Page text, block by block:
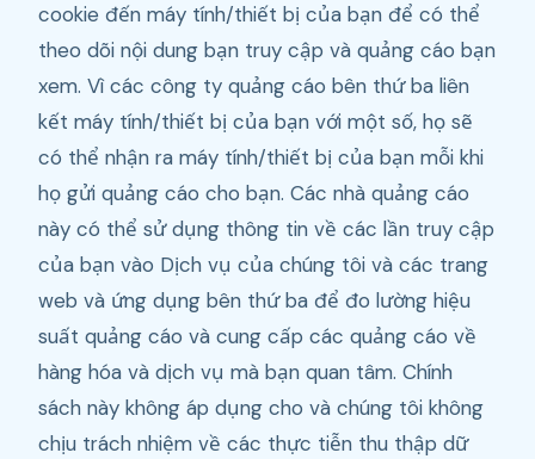
cookie đến máy tính/thiết bị của bạn để có thể
theo dõi nội dung bạn truy cập và quảng cáo bạn
xem. Vì các công ty quảng cáo bên thứ ba liên
kết máy tính/thiết bị của bạn với một số, họ sẽ
có thể nhận ra máy tính/thiết bị của bạn mỗi khi
họ gửi quảng cáo cho bạn. Các nhà quảng cáo
này có thể sử dụng thông tin về các lần truy cập
của bạn vào Dịch vụ của chúng tôi và các trang
web và ứng dụng bên thứ ba để đo lường hiệu
suất quảng cáo và cung cấp các quảng cáo về
hàng hóa và dịch vụ mà bạn quan tâm. Chính
sách này không áp dụng cho và chúng tôi không
chịu trách nhiệm về các thực tiễn thu thập dữ